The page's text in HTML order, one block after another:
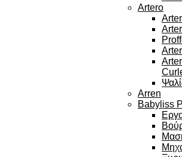
Artero
Arren
Babyliss